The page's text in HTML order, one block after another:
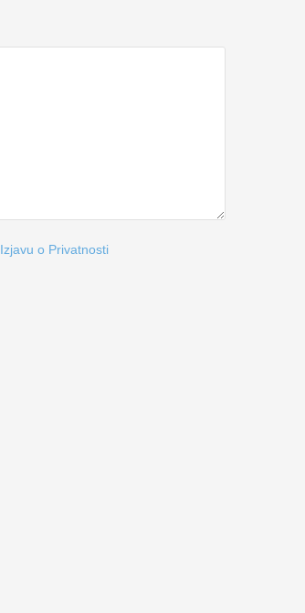
Izjavu o Privatnosti